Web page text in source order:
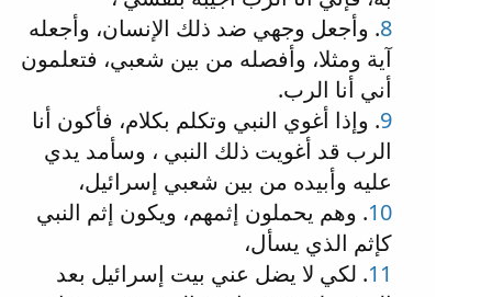
8. وأجعل وجهي ضد ذلك الإنسان، وأجعله
آية ومثلا، وأفصله من بين شعبي، فتعلمون
أني أنا الرب.
9. وإذا أغوي النبي وتكلم بكلام، فأكون أنا
الرب قد أغويت ذلك النبي ، وسأمد يدي
عليه وأبيده من بين شعبي إسرائيل،
10. وهم يحملون إثمهم، ويكون إثم النبي
كإثم الذي يسأل،
11. لكي لا يضل عني بيت إسرائيل بعد